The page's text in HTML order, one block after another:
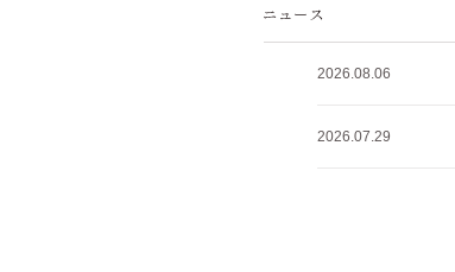
2026.08.06
2026.07.29